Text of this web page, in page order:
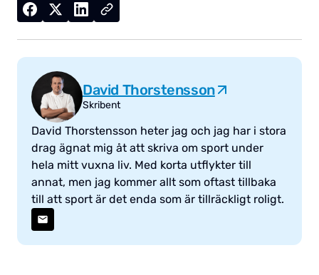
David Thorstensson
Skribent
David Thorstensson heter jag och jag har i stora
drag ägnat mig åt att skriva om sport under
hela mitt vuxna liv. Med korta utflykter till
annat, men jag kommer allt som oftast tillbaka
till att sport är det enda som är tillräckligt roligt.